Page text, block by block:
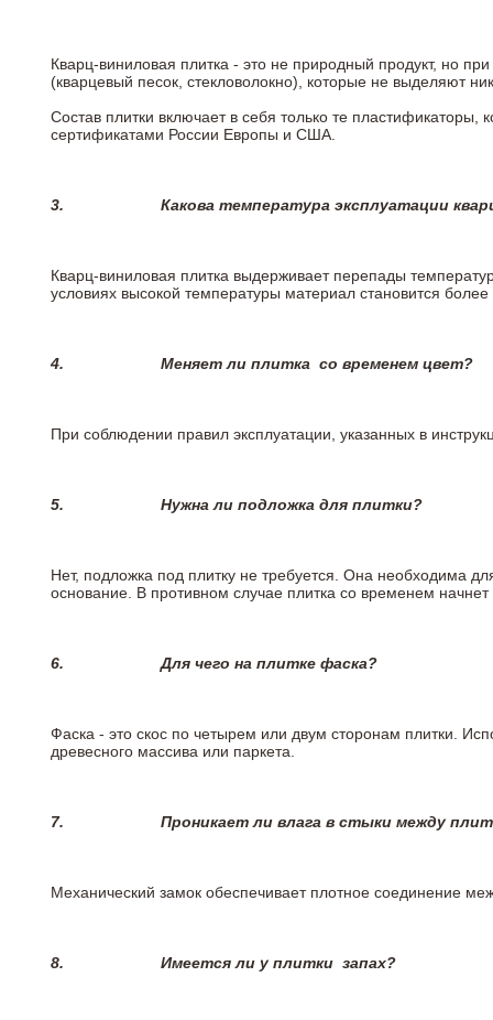
Кварц-виниловая плитка - это не природный продукт, но
(кварцевый песок, стекловолокно), которые не выделяют
Состав плитки включает в себя только те
сертификатами России Европы и США.
3. Какова температура эксплуатации
Кварц-виниловая плитка выдерживает перепады
условиях высокой температуры материал становится
4. Меняет ли плитка со временем цвет?
При соблюдении правил эксплуатации, указанных в
5. Нужна ли подложка для плитки?
Нет, подложка под плитку не требуется. Она необходима
основание. В противном случае плитка со временем
6.Для чего на плитке фаска?
Фаска - это скос по четырем или двум сторонам плитки.
древесного массива или паркета.
7. Проникает ли влага в стыки между
Механический замок обеспечивает плотное соединение
8. Имеется ли у плитки запах?